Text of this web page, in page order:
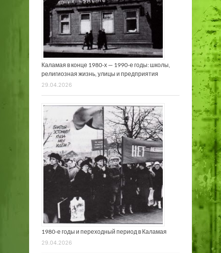
Каламая в конце 1980-х — 1990-е годы: школы,
религиозная жизнь, улицы и предприятия
29.04.2026
1980-е годы и переходный период в Каламая
29.04.2026